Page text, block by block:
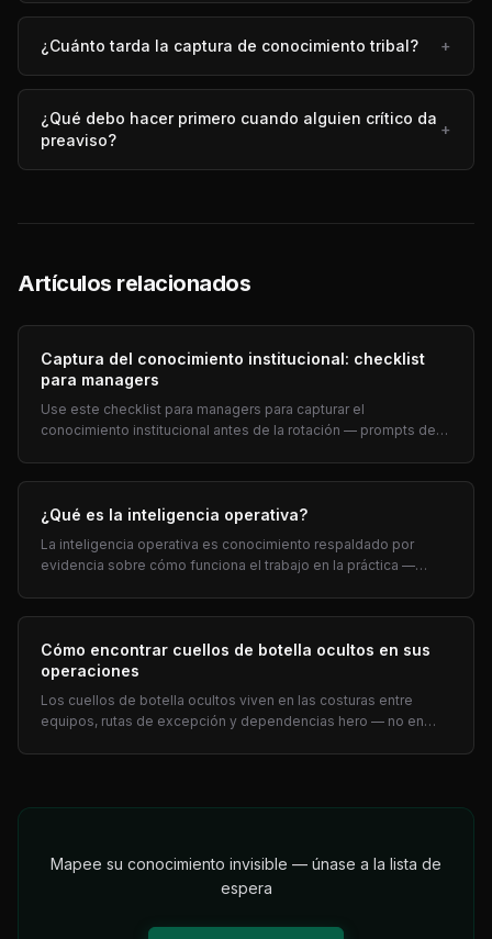
¿Cuánto tarda la captura de conocimiento tribal? +
¿Qué debo hacer primero cuando alguien crítico da
preaviso?
+
Artículos relacionados
Captura del conocimiento institucional: checklist
para managers
Use este checklist para managers para capturar el
conocimiento institucional antes de la rotación — prompts de
¿Qué es la inteligencia operativa?
La inteligencia operativa es conocimiento respaldado por
evidencia sobre cómo funciona el trabajo en la práctica —
Cómo encontrar cuellos de botella ocultos en sus
operaciones
Los cuellos de botella ocultos viven en las costuras entre
equipos, rutas de excepción y dependencias hero — no en
Mapee su conocimiento invisible — únase a la lista de
espera